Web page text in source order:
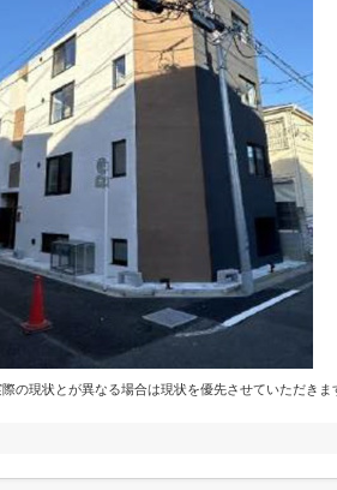
の現状とが異なる場合は現状を優先させていただきま